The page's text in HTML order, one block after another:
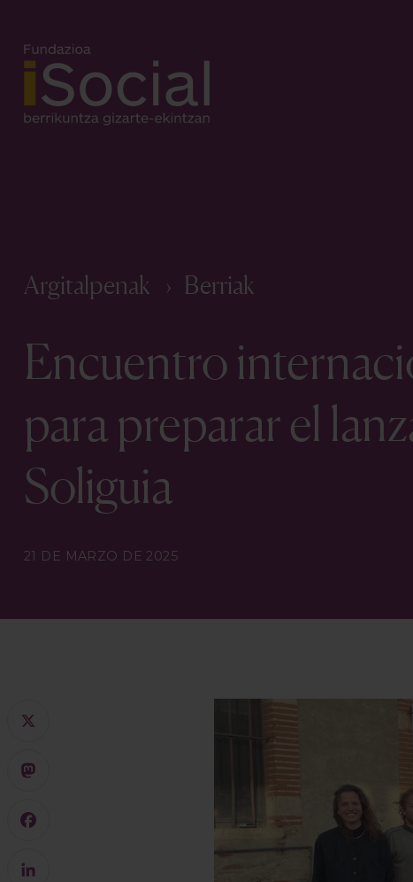
Argitalpenak Berriak
Encuentro
para preparar el
Soliguia
21 DE MARZO DE 2025
Mastodon
Facebook